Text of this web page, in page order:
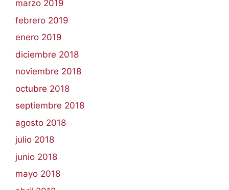
marzo 2019
febrero 2019
enero 2019
diciembre 2018
noviembre 2018
octubre 2018
septiembre 2018
agosto 2018
julio 2018
junio 2018
mayo 2018